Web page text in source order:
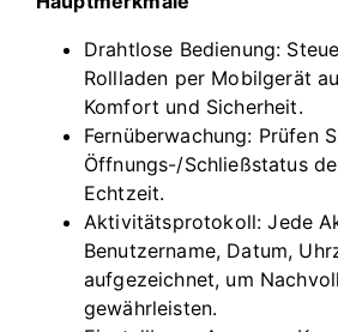
Drahtlose Bedienung:
Rollladen per Mobilgerät
Komfort und Sicherheit.
Fernüberwachung: Prüfen
Öffnungs-/Schließstatus
Echtzeit.
Aktivitätsprotokoll: Jede
Benutzername, Datum,
aufgezeichnet, um
gewährleisten.